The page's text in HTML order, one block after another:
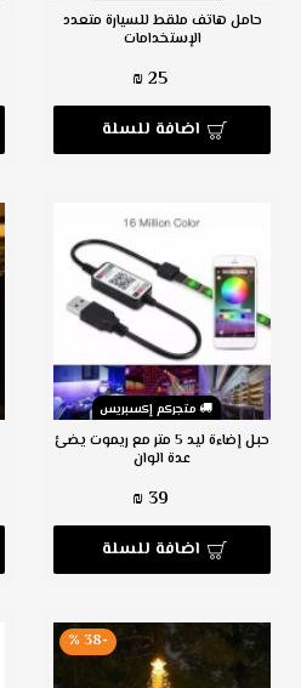
حامل هاتف ملقط للسيارة متعدد
الإستخدامات
25 ₪
اضافة للسلة
متجركم إكسبريس
حبل إضاءة ليد 5 متر مع ريموت يضئ
عدة الوان
39 ₪
اضافة للسلة
-38 %